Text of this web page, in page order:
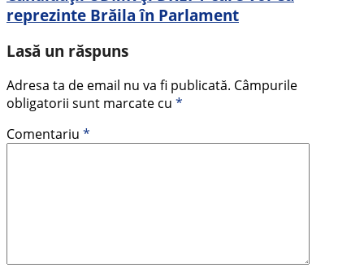
reprezinte Brăila în Parlament
Lasă un răspuns
Adresa ta de email nu va fi publicată. Câmpurile
obligatorii sunt marcate cu *
Comentariu *